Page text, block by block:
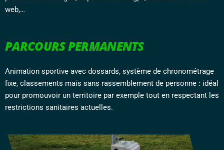
web,…
PARCOURS PERMANENTS
Animation sportive avec dossards, système de chronométrage
fixe, classements mais sans rassemblement de personne : idéal
pour promouvoir un territoire par exemple tout en respectant les
restrictions sanitaires actuelles.